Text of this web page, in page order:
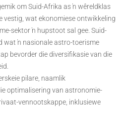
om Suid-Afrika as ŉ wêreldklas
wat ekonomiese ontwikkeling
sektor ŉ hupstoot sal gee. Suid-
wat ŉ nasionale astro-toerisme
bevorder die diversifikasie van die
pilare, naamlik
optimalisering van astronomie-
vennootskappe, inklusiewe